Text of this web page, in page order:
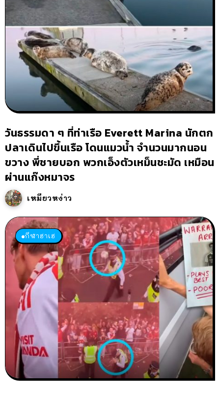
วันธรรมดา ๆ ที่ท่าเรือ Everett Marina นักตก
ปลาเดินไปขึ้นเรือ โดนแมวน้ำ จำนวนมากนอน
ขวาง พี่ชายบอก พวกเอ็งตัวเหม็นชะมัด เหมือน
ผ่านแก๊งหมาจร
เหมียวหง่าว
กีฬาฮาเฮ